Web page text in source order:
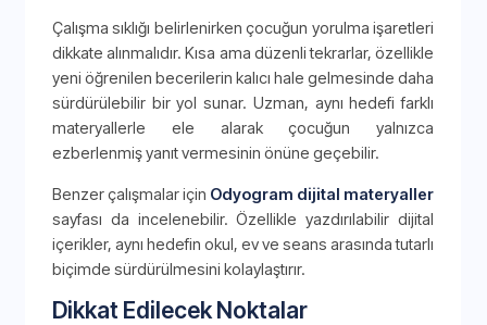
Çalışma sıklığı belirlenirken çocuğun yorulma işaretleri
dikkate alınmalıdır. Kısa ama düzenli tekrarlar, özellikle
yeni öğrenilen becerilerin kalıcı hale gelmesinde daha
sürdürülebilir bir yol sunar. Uzman, aynı hedefi farklı
materyallerle ele alarak çocuğun yalnızca
ezberlenmiş yanıt vermesinin önüne geçebilir.
Benzer çalışmalar için Odyogram dijital materyaller
sayfası da incelenebilir. Özellikle yazdırılabilir dijital
içerikler, aynı hedefin okul, ev ve seans arasında tutarlı
biçimde sürdürülmesini kolaylaştırır.
Dikkat Edilecek Noktalar